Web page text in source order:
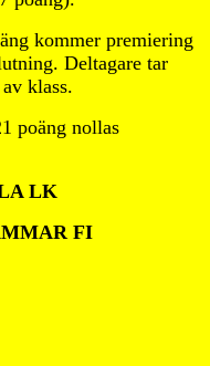
kommer premiering
Deltagare tar
klass.
poäng nollas
LK
FI